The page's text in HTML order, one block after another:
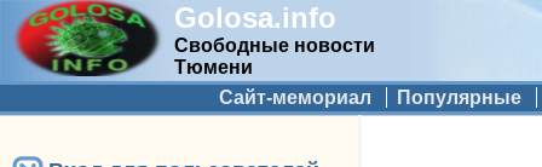
Golosa.info
Свободные новости
Тюмени
Дополнительное меню
Сайт-мемориал Популярные